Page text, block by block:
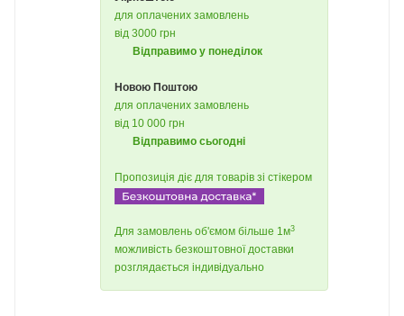
для оплачених замовлень
від 3000 грн
Відправимо у понеділок
Новою Поштою
для оплачених замовлень
від 10 000 грн
Відправимо сьогодні
Пропозиція діє для товарів зі стікером
Для замовлень об'ємом більше 1м3
можливість безкоштовної доставки
розглядається індивідуально